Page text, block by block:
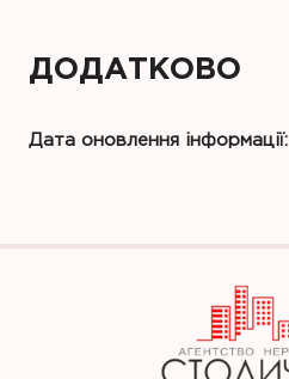
ДОДАТКОВО
Дата оновлення інформації: